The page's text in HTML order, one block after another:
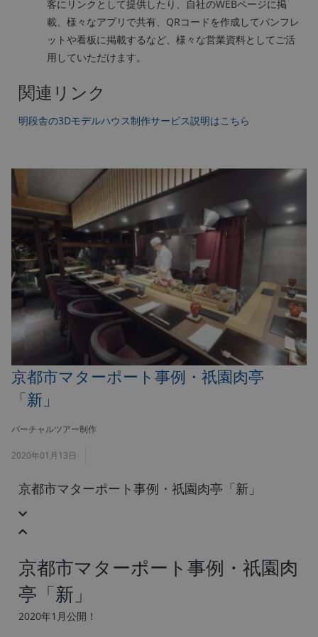
客にリンクとして提供したり、自社のWEBページに掲
載、様々なアプリで共有、QRコードを作成してパンフレ
ットや看板に掲載するなど、様々な営業資料としてご活
用していただけます。
関連リンク
明段舎の3Dモデルハウス制作サービス説明はこちら
京都市マターポート事例・祇園肉亭
「新」
バーチャルツアー制作
2020年01月13日
京都市マターポート事例・祇園肉亭「新」
京都市マターポート事例・祇園肉
亭「新」
2020年1月公開！